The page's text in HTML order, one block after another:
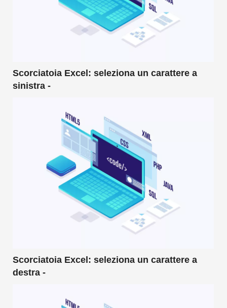
Scorciatoia Excel: seleziona un carattere a
sinistra -
Scorciatoia Excel: seleziona un carattere a
destra -